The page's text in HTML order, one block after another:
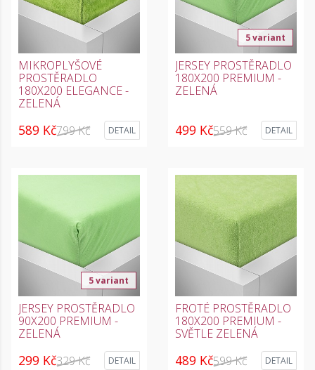
MIKROPLYŠOVÉ
PROSTĚRADLO
180X200 ELEGANCE -
ZELENÁ
589 Kč799 Kč DETAIL
5 variant
JERSEY PROSTĚRADLO
180X200 PREMIUM -
ZELENÁ
499 Kč559 Kč DETAIL
5 variant
JERSEY PROSTĚRADLO
90X200 PREMIUM -
ZELENÁ
299 Kč329 Kč DETAIL
FROTÉ PROSTĚRADLO
180X200 PREMIUM -
SVĚTLE ZELENÁ
489 Kč599 Kč DETAIL